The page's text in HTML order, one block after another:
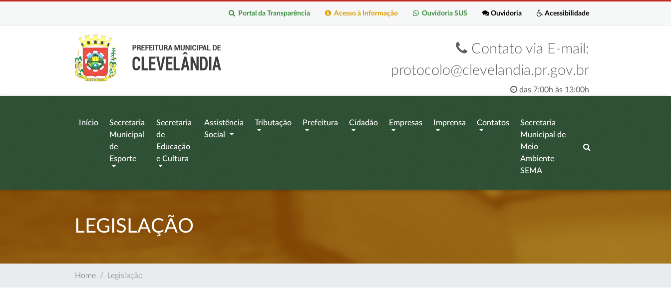
Acessibilidade
Ouvidoria
Ouvidoria SUS
Acesso à Informação
Portal da Transparência
Contato via E-mail:
protocolo@clevelandia.pr.gov.br
das 7:00h às 13:00h
Início
Secretaria
Municipal
de
Esporte
Secretaria
de
Educação
e Cultura
Assistência
Social
Tributação Prefeitura Cidadão Empresas Imprensa Contatos
Secretaria
Municipal de
Meio
Ambiente
SEMA
LEGISLAÇÃO
Home Legislação